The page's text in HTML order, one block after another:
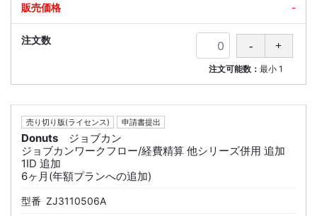
-
注文可能数：最小 1
売り切り版(ライセンス) 申請書提出
Donuts
ジョブカン
ジョブカンワークフロー/経費精算 他シリーズ併用 追加
1ID 追加
6ヶ月(年額プランへの追加)
型番 ZJ3110506A